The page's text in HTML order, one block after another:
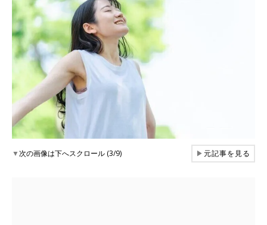
▼次の画像は下へスクロール (3/9) ▶元記事を見る